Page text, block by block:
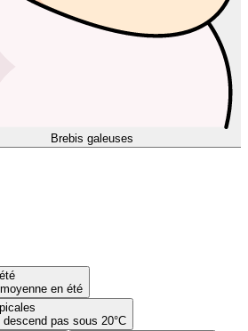
Brebis galeuses
en été
pas sous 20°C